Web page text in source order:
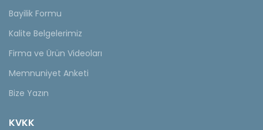
Bayilik Formu
Kalite Belgelerimiz
Firma ve Ürün Videoları
Memnuniyet Anketi
Bize Yazın
KVKK